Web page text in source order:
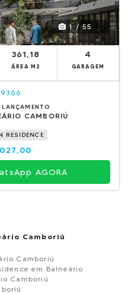
1 / 55
361,18
ÁREA M2
4
GARAGEM
CAMBORIÚ
RESIDENCE
AGORA
Camboriú
Camboriú
em Balneário
Camboriú